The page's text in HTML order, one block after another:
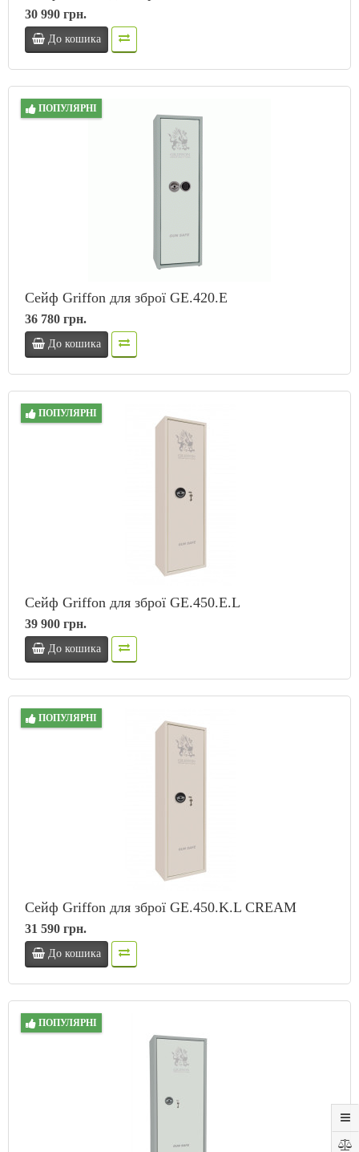
30 990 грн.
До кошика
ПОПУЛЯРНІ
Сейф Griffon для зброї GE.420.E
36 780 грн.
До кошика
ПОПУЛЯРНІ
Сейф Griffon для зброї GE.450.E.L
39 900 грн.
До кошика
ПОПУЛЯРНІ
Сейф Griffon для зброї GE.450.K.L CREAM
31 590 грн.
До кошика
ПОПУЛЯРНІ